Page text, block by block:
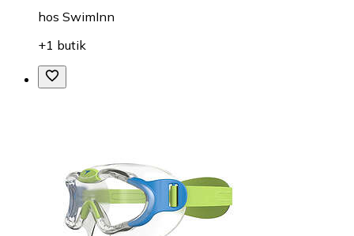
hos SwimInn
+1 butik